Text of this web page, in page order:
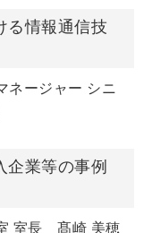
情報通信技
ネージャー シニ
業等の事例
室長 髙崎 美穂